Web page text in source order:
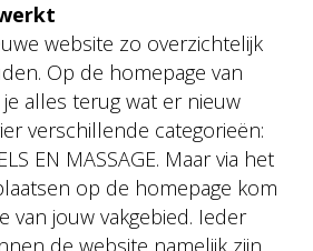
website zo overzichtelijk
Op de homepage van
alles terug wat er nieuw
verschillende categorieën:
EN MASSAGE. Maar via het
op de homepage kom
van jouw vakgebied. Ieder
de website namelijk zijn